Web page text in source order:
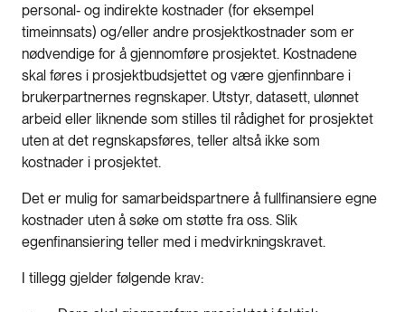
personal‑ og indirekte kostnader (for eksempel
timeinnsats) og/eller andre prosjektkostnader som er
nødvendige for å gjennomføre prosjektet. Kostnadene
skal føres i prosjektbudsjettet og være gjenfinnbare i
brukerpartnernes regnskaper. Utstyr, datasett, ulønnet
arbeid eller liknende som stilles til rådighet for prosjektet
uten at det regnskapsføres, teller altså ikke som
kostnader i prosjektet.
Det er mulig for samarbeidspartnere å fullfinansiere egne
kostnader uten å søke om støtte fra oss. Slik
egenfinansiering teller med i medvirkningskravet.
I tillegg gjelder følgende krav: